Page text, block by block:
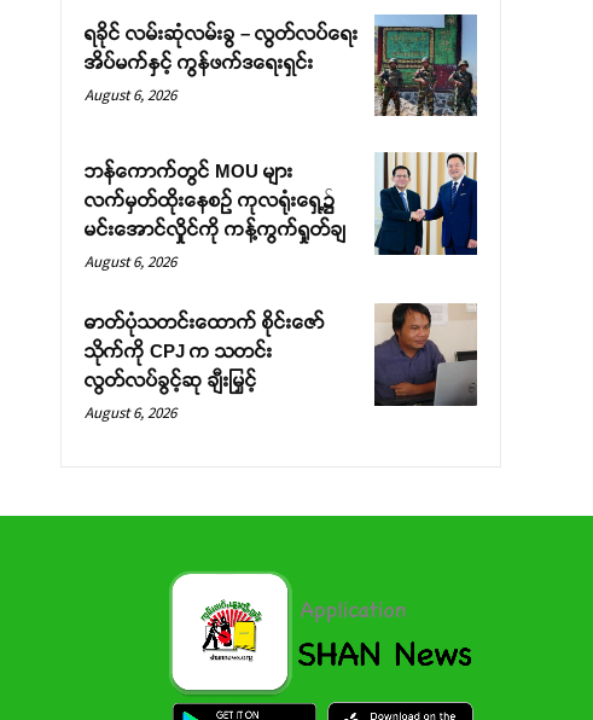
ရခိုင် လမ်းဆုံလမ်းခွ – လွတ်လပ်ရေး
အိပ်မက်နှင့် ကွန်ဖက်ဒရေးရှင်း
August 6, 2026
ဘန်ကောက်တွင် MOU များ
လက်မှတ်ထိုးနေစဉ် ကုလရုံးရှေ့၌
မင်းအောင်လှိုင်ကို ကန့်ကွက်ရှုတ်ချ
August 6, 2026
ဓာတ်ပုံသတင်းထောက် စိုင်းဇော်
သိုက်ကို CPJ က သတင်း
လွတ်လပ်ခွင့်ဆု ချီးမြှင့်
August 6, 2026